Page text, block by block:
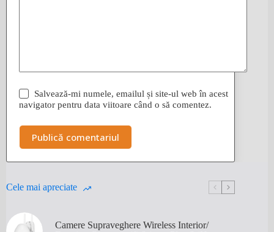
Salvează-mi numele, emailul și site-ul web în acest
navigator pentru data viitoare când o să comentez.
Publică comentariul
Cele mai apreciate
Camere Supraveghere Wireless Interior/